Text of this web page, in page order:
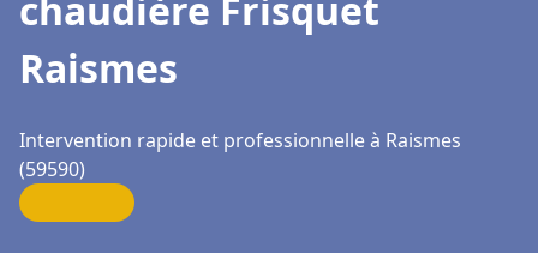
Raismes
Intervention rapide et professionnelle à Raismes
(59590)